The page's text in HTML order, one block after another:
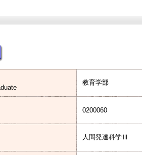
教育学部
0200060
人間発達科学Ⅲ